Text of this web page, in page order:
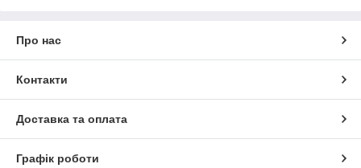
Про нас
Контакти
Доставка та оплата
Графік роботи